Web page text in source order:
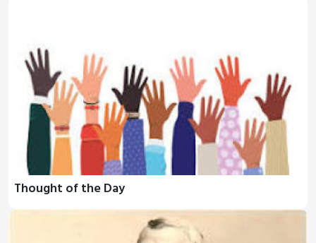
Thought of the Day